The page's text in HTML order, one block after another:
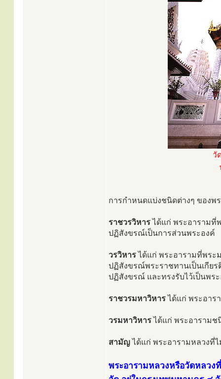
วั
การกำหนดแบ่งชนิดต่างๆ ของ
ราชวรวิหารได้แก่ พระอารามที่
ปฏิสังขรณ์เป็นการส่วนพระองค์
วรวิหารได้แก่ พระอารามที่พระ
ปฏิสังขรณ์พระราชทานเป็นเกีย
ปฏิสังขรณ์ และทรงรับไว้เป็นพระ
ราชวรมหาวิหารได้แก่ พระอาร
วรมหาวิหารได้แก่ พระอารามช
สามัญได้แก่ พระอารามหลวงที่
พระอารามหลวงหรือวัดหลว